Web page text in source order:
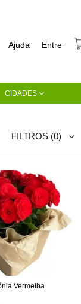
Entre
Ajuda
CIDADES
FILTROS (0)
Vermelha